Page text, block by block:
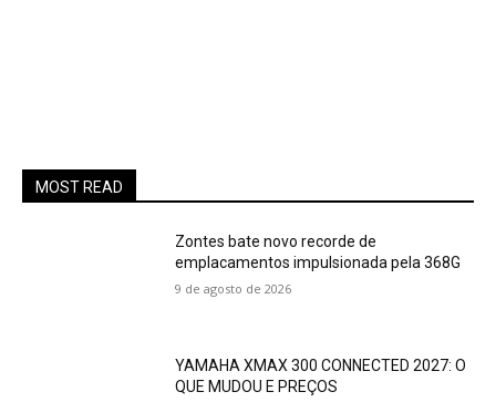
MOST READ
Zontes bate novo recorde de
emplacamentos impulsionada pela 368G
9 de agosto de 2026
YAMAHA XMAX 300 CONNECTED 2027: O
QUE MUDOU E PREÇOS